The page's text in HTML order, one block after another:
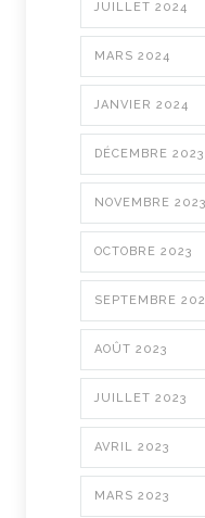
JUILLET 2024
MARS 2024
JANVIER 2024
DÉCEMBRE 2023
NOVEMBRE 2023
OCTOBRE 2023
SEPTEMBRE
AOÛT 2023
JUILLET 2023
AVRIL 2023
MARS 2023